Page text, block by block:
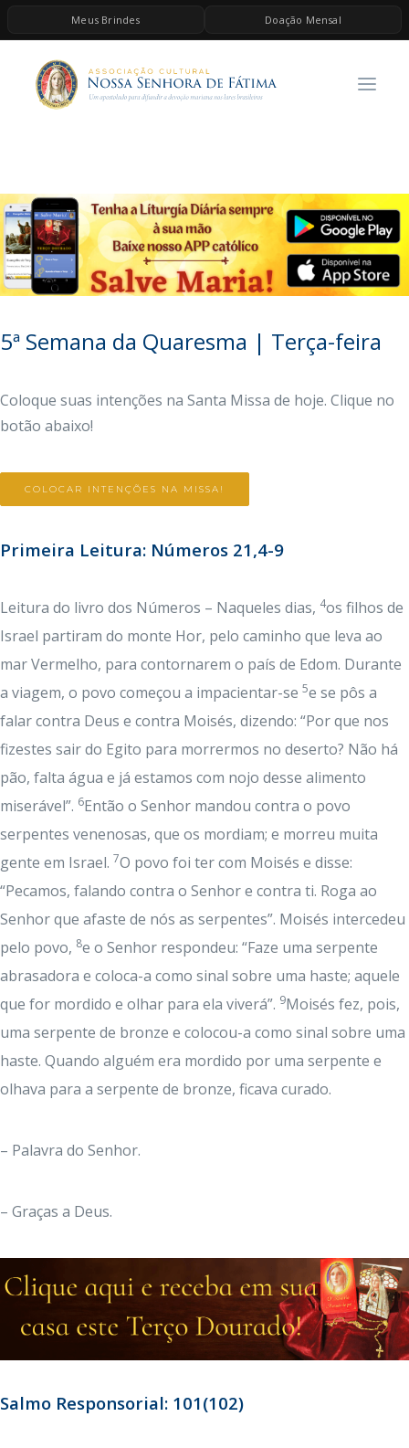
Meus Brindes Doação Mensal
HOME
A ASSOCIAÇÃO
AS MELHORES MÚSICAS CATÓLICAS
BRINDES
QUERO DOAR
5ª Semana da Quaresma | Terça-feira
Coloque suas intenções na Santa Missa de hoje. Clique no
botão abaixo!
COLOCAR INTENÇÕES NA MISSA!
Primeira Leitura: Números 21,4-9
Leitura do livro dos Números – Naqueles dias, 4os filhos de
Israel partiram do monte Hor, pelo caminho que leva ao
mar Vermelho, para contornarem o país de Edom. Durante
a viagem, o povo começou a impacientar-se 5e se pôs a
falar contra Deus e contra Moisés, dizendo: “Por que nos
fizestes sair do Egito para morrermos no deserto? Não há
pão, falta água e já estamos com nojo desse alimento
miserável”. 6Então o Senhor mandou contra o povo
serpentes venenosas, que os mordiam; e morreu muita
gente em Israel. 7O povo foi ter com Moisés e disse:
“Pecamos, falando contra o Senhor e contra ti. Roga ao
Senhor que afaste de nós as serpentes”. Moisés intercedeu
pelo povo, 8e o Senhor respondeu: “Faze uma serpente
abrasadora e coloca-a como sinal sobre uma haste; aquele
que for mordido e olhar para ela viverá”. 9Moisés fez, pois,
uma serpente de bronze e colocou-a como sinal sobre uma
haste. Quando alguém era mordido por uma serpente e
olhava para a serpente de bronze, ficava curado.
– Palavra do Senhor.
– Graças a Deus.
Salmo Responsorial: 101(102)